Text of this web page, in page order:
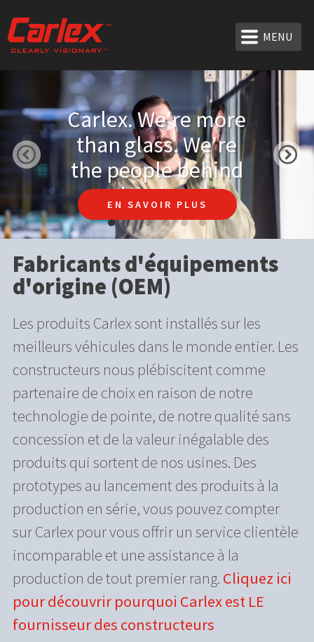
MENU
Carlex. We’re more
than glass. We’re
the people behind
the glass.
EN SAVOIR PLUS
Fabricants d'équipements
d'origine (OEM)
Les produits Carlex sont installés sur les
meilleurs véhicules dans le monde entier. Les
constructeurs nous plébiscitent comme
partenaire de choix en raison de notre
technologie de pointe, de notre qualité sans
concession et de la valeur inégalable des
produits qui sortent de nos usines. Des
prototypes au lancement des produits à la
production en série, vous pouvez compter
sur Carlex pour vous offrir un service clientèle
incomparable et une assistance à la
production de tout premier rang. Cliquez ici
pour découvrir pourquoi Carlex est LE
fournisseur des constructeurs